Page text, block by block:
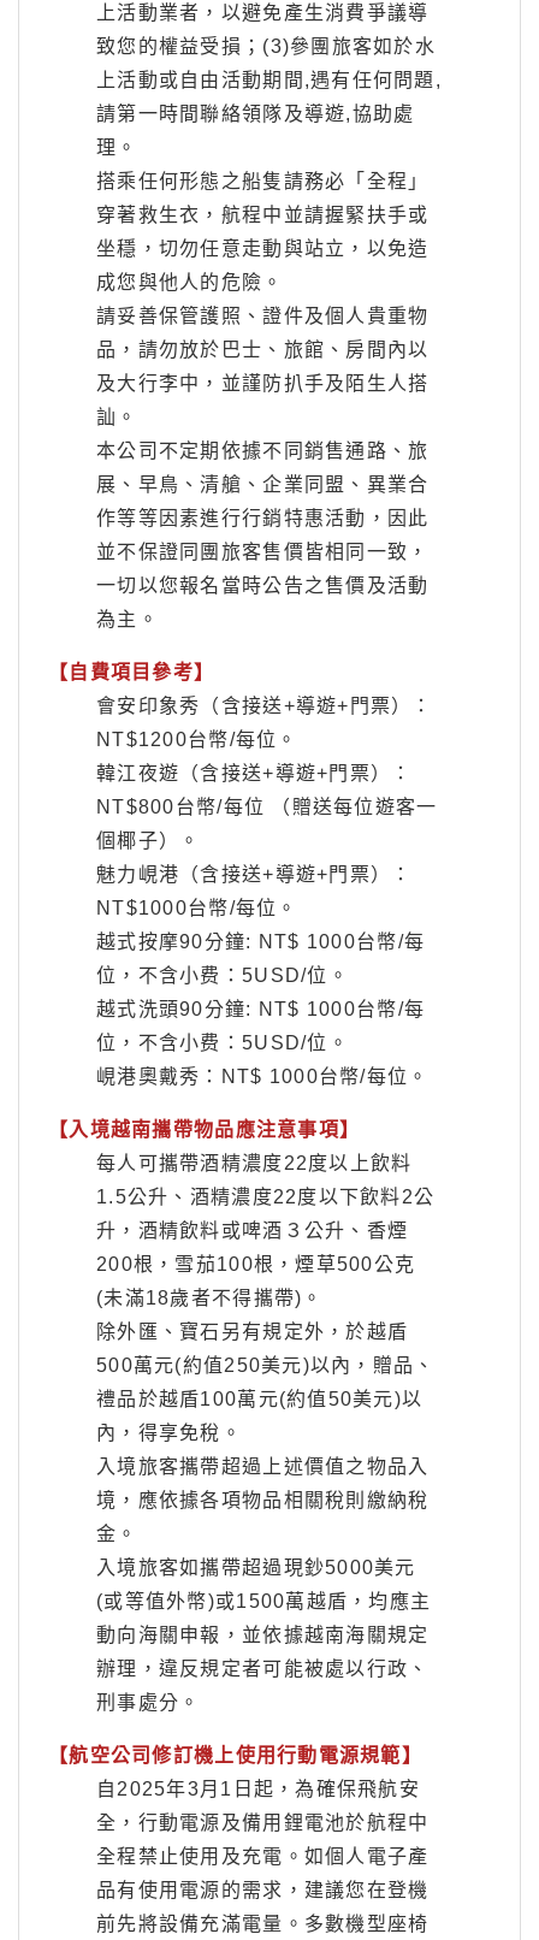
上活動業者，以避免產生消費爭議導
致您的權益受損；(3)參團旅客如於水
上活動或自由活動期間,遇有任何問題,
請第一時間聯絡領隊及導遊,協助處
理。
搭乘任何形態之船隻請務必「全程」
穿著救生衣，航程中並請握緊扶手或
坐穩，切勿任意走動與站立，以免造
成您與他人的危險。
請妥善保管護照、證件及個人貴重物
品，請勿放於巴士、旅館、房間內以
及大行李中，並謹防扒手及陌生人搭
訕。
本公司不定期依據不同銷售通路、旅
展、早鳥、清艙、企業同盟、異業合
作等等因素進行行銷特惠活動，因此
並不保證同團旅客售價皆相同一致，
一切以您報名當時公告之售價及活動
為主。
【自費項目參考】
會安印象秀（含接送+導遊+門票）：
NT$1200台幣/每位。
韓江夜遊（含接送+導遊+門票）：
NT$800台幣/每位 （贈送每位遊客一
個椰子）。
魅力峴港（含接送+導遊+門票）：
NT$1000台幣/每位。
越式按摩90分鐘: NT$ 1000台幣/每
位，不含小费：5USD/位。
越式洗頭90分鐘: NT$ 1000台幣/每
位 ，不含小费：5USD/位 。
峴港奧戴秀：NT$ 1000台幣/每位。
【入境越南攜帶物品應注意事項】
每人可攜帶酒精濃度22度以上飲料
1.5公升、酒精濃度22度以下飲料2公
升，酒精飲料或啤酒３公升、香煙
200根，雪茄100根，煙草500公克
(未滿18歲者不得攜帶)。
除外匯、寶石另有規定外，於越盾
500萬元(約值250美元)以內，贈品、
禮品於越盾100萬元(約值50美元)以
內，得享免稅。
入境旅客攜帶超過上述價值之物品入
境，應依據各項物品相關稅則繳納稅
金。
入境旅客如攜帶超過現鈔5000美元
(或等值外幣)或1500萬越盾，均應主
動向海關申報，並依據越南海關規定
辦理，違反規定者可能被處以行政、
刑事處分。
【航空公司修訂機上使用行動電源規範】
自2025年3月1日起，為確保飛航安
全，行動電源及備用鋰電池於航程中
全程禁止使用及充電。如個人電子產
品有使用電源的需求，建議您在登機
前先將設備充滿電量。多數機型座椅